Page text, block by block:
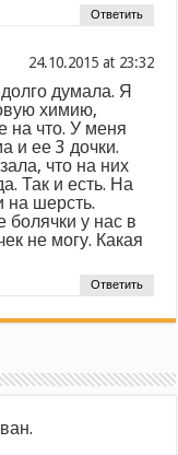
Ответить
at
думала. Я
химию,
на что. У меня
и ее 3 дочки.
что на них
Так и есть. На
на шерсть.
болячки у нас в
не могу. Какая
Ответить